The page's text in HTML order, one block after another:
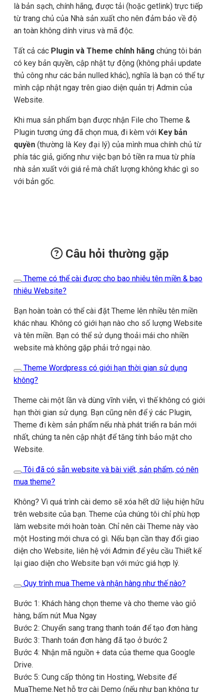
là bản sạch, chính hãng, được tải (hoặc getlink) trực tiếp
từ trang chủ của Nhà sản xuất cho nên đảm bảo về độ
an toàn không dính virus và mã độc.
Tất cả các Plugin và Theme chính hãng chúng tôi bán
có key bản quyền, cập nhật tự động (không phải update
thủ công như các bản nulled khác), nghĩa là bạn có thể tự
mình cập nhật ngay trên giao diện quản trị Admin của
Website.
Khi mua sản phẩm bạn được nhận File cho Theme &
Plugin tương ứng đã chọn mua, đi kèm với Key bản
quyền (thường là Key đại lý) của mình mua chính chủ từ
phía tác giả, giống như việc bạn bỏ tiền ra mua từ phía
nhà sản xuất với giá rẻ mà chất lượng không khác gì so
với bản gốc.
Câu hỏi thường gặp
Theme có thể cài được cho bao nhiêu tên miền & bao
nhiêu Website?
Bạn hoàn toàn có thể cài đặt Theme lên nhiều tên miền
khác nhau. Không có giới hạn nào cho số lượng Website
và tên miền. Bạn có thể sử dụng thoải mái cho nhiền
website mà không gặp phải trở ngại nào.
Theme Wordpress có giới hạn thời gian sử dụng
không?
Theme cài một lần và dùng vĩnh viễn, vì thế không có giới
hạn thời gian sử dụng. Bạn cũng nên để ý các Plugin,
Theme đi kèm sản phẩm nếu nhà phát triển ra bản mới
nhất, chúng ta nên cập nhật để tăng tính bảo mật cho
Website.
Tôi đã có sẵn website và bài viết, sản phẩm, có nên
mua theme?
Không? Vì quá trình cài demo sẽ xóa hết dữ liệu hiện hữu
trên website của bạn. Theme của chúng tôi chỉ phù hợp
làm website mới hoàn toàn. Chỉ nên cài Theme này vào
một Hosting mới chưa có gì. Nếu bạn cần thay đổi giao
diện cho Website, liên hệ với Admin để yêu cầu Thiết kế
lại giao diện cho Website bạn với mức giá hợp lý.
Quy trình mua Theme và nhận hàng như thế nào?
Bước 1: Khách hàng chọn theme và cho theme vào giỏ
hàng, bấm nút Mua Ngay
Bước 2: Chuyển sang trang thanh toán để tạo đơn hàng
Bước 3: Thanh toán đơn hàng đã tạo ở bước 2
Bước 4: Nhận mã nguồn + data của theme qua Google
Drive.
Bước 5: Cung cấp thông tin Hosting, Website để
MuaTheme.Net hỗ trợ cài Demo (nếu như bạn không tự